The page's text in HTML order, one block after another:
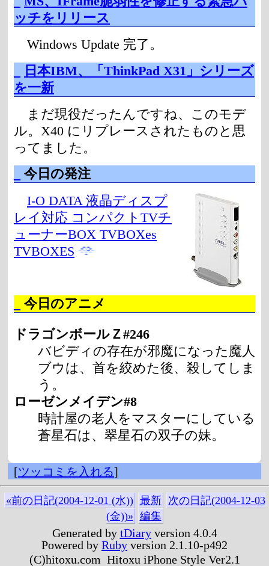
ッチをリリース
Windows Update 完了。
日本IBM、「ThinkPad X31」シリーズ
を一新
まだ現役だったんですね、このモデ
ル。X40 にリプレースされたものと思
ってました。
今日の発注
I-O DATA 液晶ディスプ
レイ対応 コンパクトTVチ
ューナーBOX TVBOXes
TVBOXES
今日のアニメ
ドラゴンボールＺ#246
バビディの存在が邪魔になった魔人
ブウは、首を絞めた後、殺してしま
う。
ローゼンメイデン#8
時計屋の老人をマスターにしている
蒼星石は、翠星石の双子の妹。
[ツッコミを入れる]
«前の日記(2004-12-01 (水)) 最新
次の日記(2004-12-03
(金))» 編集
Generated by tDiaryversion 4.0.4
Powered by Ruby version 2.1.10-p492